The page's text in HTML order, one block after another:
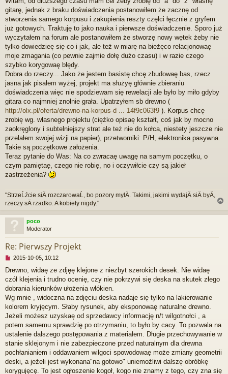
e
p
r
z
c
z
y
t
a
y
p
o
s
t
gitarę, jednak z braku doświadczenia postanowiłem że zacznę od
stworzenia samego korpusu i zakupienia reszty częłci łęcznie z gryfem
już gotowych. Traktuję to jako nauka i pierwsze doświadczenie. Sporo już
wyczytałem na forum ale postanowiłem że stworzę nowy wętek żeby nie
tylko dowiedzieę się co i jak, ale też w miarę na bieżęco relacjonowaę
moje zmagania (co pewnie zajmie dołę dużo czasu) i w razie czego
szybko korygowaę błędy.
Dobra do rzeczy... Jako że jestem basistę chcę zbudowaę bas, rzecz
jasna jak pisałem wyżej, projekt ma służyę głównie zbieraniu
doświadczenia więc nie spodziewam się rewelacji ale było by miło gdyby
gitara co najmniej znołnie grała. Upatrzyłem sb drewno (
http://olx.pl/oferta/drewno-na-korpus-d ... 14f9c063f9 ). Korpus chcę
zrobię wg. własnego projektu (ciężko opisaę kształt, coś jak by mocno
zaokręglony i subtelniejszy strat ale też nie do kołca, niestety jeszcze nie
przelałem swojej wizji na papier), przetworniki: P/H, elektronika pasywna.
Takie są poczętkowe założenia.
Teraz pytanie do Was: Na co zwracaę uwagę na samym poczętku, o
czym pamiętaę, czego nie robię, no i oczywiłcie czy są jakieł
zastrzeżenia?
"StrzeĹźcie siÄ rozczarowaĹ, bo pozory mylÄ. Takimi, jakimi wydajÄ siÄ byÄ,
rzeczy sÄ rzadko. A kobiety nigdy."
g
poco
Moderator
Re: Pierwszy Projekt
N
e
p
r
z
e
c
z
y
t
a
y
p
o
2015-10-05, 10:12
Drewno, widaę ze zdjęę klejone z niezbyt szerokich desek. Nie widaę
czół klejenia i trudno ocenię, czy nie pokrzywi się deska na skutek złego
dobrania kierunków ułożenia włókien.
Wg mnie , widoczna na zdjęciu deska nadaje się tylko na lakierowanie
kolorem kryjęcym. Słaby rysunek, aby eksponowaę naturalne drewno.
Jeżeli możesz uzyskaę od sprzedawcy informację n/t wilgotnołci , a
potem samemu sprawdzię po otrzymaniu, to było by cacy. To pozwala na
ustalenie dalszego postępowania z materiałem. Długie przechowywanie w
stanie sklejonym i nie zabezpieczone przed naturalnym dla drewna
pochłanianiem i oddawaniem wilgoci spowodowaę może zmiany geometrii
deski, a jeżeli jest wykonana"na gotowo" uniemożliwi dalszę obróbkę
korygujęcę. To jest ogłoszenie kogoł, kogo nie znamy z tego, czy zna się